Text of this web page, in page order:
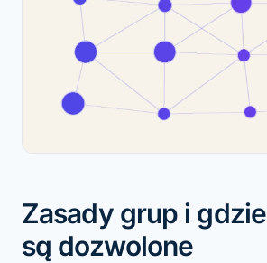
Zasady grup i
są dozwolone